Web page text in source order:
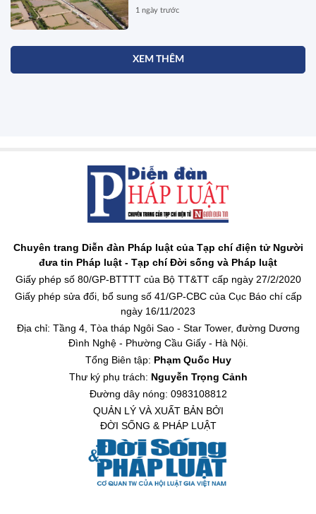
1 ngày trước
XEM THÊM
Chuyên trang Diễn đàn Pháp luật của Tạp chí điện tử Người
đưa tin Pháp luật - Tạp chí Đời sống và Pháp luật
Giấy phép số 80/GP-BTTTT của Bộ TT&TT cấp ngày 27/2/2020
Giấy phép sửa đổi, bổ sung số 41/GP-CBC của Cục Báo chí cấp
ngày 16/11/2023
Địa chỉ: Tầng 4, Tòa tháp Ngôi Sao - Star Tower, đường Dương
Đình Nghệ - Phường Cầu Giấy - Hà Nội.
Tổng Biên tập: Phạm Quốc Huy
Thư ký phụ trách: Nguyễn Trọng Cảnh
Đường dây nóng: 0983108812
QUẢN LÝ VÀ XUẤT BẢN BỞI
ĐỜI SỐNG & PHÁP LUẬT